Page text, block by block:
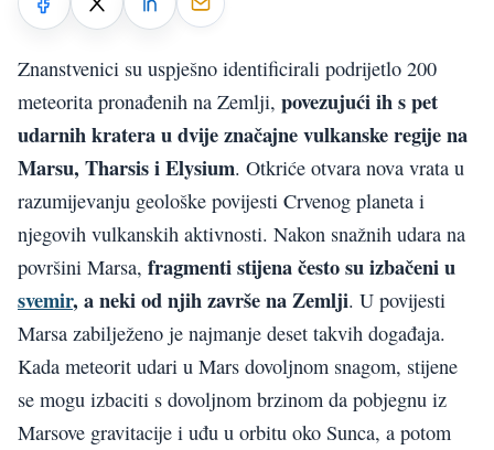
Znanstvenici su uspješno identificirali podrijetlo 200
meteorita pronađenih na Zemlji, povezujući ih s pet
udarnih kratera u dvije značajne vulkanske regije na
Marsu, Tharsis i Elysium. Otkriće otvara nova vrata u
razumijevanju geološke povijesti Crvenog planeta i
njegovih vulkanskih aktivnosti. Nakon snažnih udara na
površini Marsa, fragmenti stijena često su izbačeni u
svemir, a neki od njih završe na Zemlji. U povijesti
Marsa zabilježeno je najmanje deset takvih događaja.
Kada meteorit udari u Mars dovoljnom snagom, stijene
se mogu izbaciti s dovoljnom brzinom da pobjegnu iz
Marsove gravitacije i uđu u orbitu oko Sunca, a potom